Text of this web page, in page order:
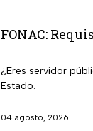
FONAC:
¿Eres servidor
Estado.
04 agosto, 2026